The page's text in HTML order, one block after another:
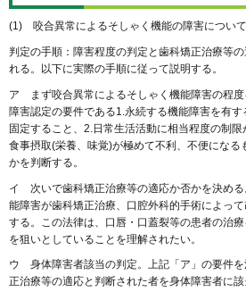
(1) 咬合異常によるそしゃく機能の障害について
判定の手順：障害程度の判定と歯科矯正治療等
れる。以下に実際の手順に従って説明する。
ア まず咬合異常によるそしゃく機能障害の程
障害認定の要件である1.永続する機能障害を有
固定すること、2.日常生活活動に相当程度の制
食事摂取(栄養、味覚)が極めて不利、不便にな
かを判断する。
イ 次いで歯科矯正治療等の適応か否かを決め
能障害が歯科矯正治療、口腔外科的手術によっ
する。この法律は、口唇・口蓋裂等の患者の治
を狙いとしていることを理解されたい。
ウ 身体障害者該当の判定。上記「ア」の要件
正治療等の適応と判断された者を身体障害者に該